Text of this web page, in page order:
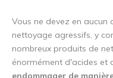
Vous ne devez en aucun
nettoyage agressifs, y
nombreux produits de
énormément d'acides et
endommager de